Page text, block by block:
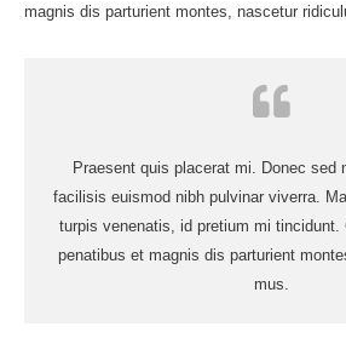
magnis dis parturient montes, nascetur
Praesent quis placerat mi. Donec sed
facilisis euismod nibh pulvinar viverra.
turpis venenatis, id pretium mi tincidunt.
penatibus et magnis dis parturient
mus.